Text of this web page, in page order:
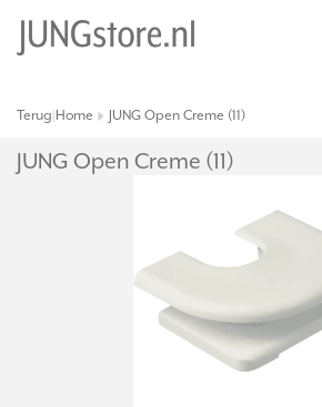
Terug Home JUNG Open Creme (11)
JUNG Open Creme (11)